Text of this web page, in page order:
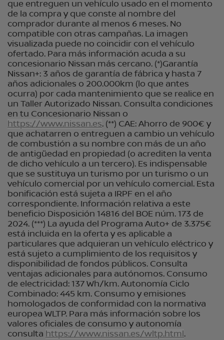
que entreguen un vehículo usado en el momento
de la compra y que conste al nombre del
comprador durante al menos 6 meses. No
compatible con otras campañas. La imagen
visualizada puede no coincidir con el vehículo
ofertado. Para más información acuda a su
concesionario Nissan más cercano. (*)Garantía
Nissan+: 3 años de garantía de fábrica y hasta 7
años adicionales o 200.000km (lo que antes
ocurra) por cada mantenimiento que se realice en
un Taller Autorizado Nissan. Consulta condiciones
en tu Concesionario Nissan o
https://www.nissan.es. (**) CAE: Ahorro de 900€ y
que achatarren o entreguen a cambio un vehículo
de combustión a su nombre con más de un año
de antigüedad en propiedad (o acrediten la venta
de dicho vehículo a un tercero). Es indispensable
que se sustituya un turismo por un turismo o un
vehículo comercial por un vehículo comercial. Esta
bonificación está sujeta a IRPF en el año
correspondiente. Información relativa a este
beneficio Disposición 14816 del BOE núm. 173 de
2024. (***) La ayuda del Programa Auto+ de 3.375€
está incluida en la oferta y es aplicable a
particulares que adquieran un vehículo eléctrico y
está sujeto a cumplimiento de los requisitos y
disponibilidad de fondos públicos. Consulta
ventajas adicionales para autónomos. Consumo
de electricidad: 137 Wh/km. Autonomía Ciclo
Combinado: 445 km. Consumo y emisiones
homologados de conformidad con la normativa
europea WLTP. Para más información sobre los
valores oficiales de consumo y autonomía
consulta https://www.nissan.es/wltp.html.